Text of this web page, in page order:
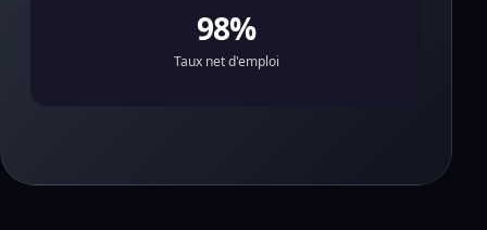
98%
Taux net d'emploi